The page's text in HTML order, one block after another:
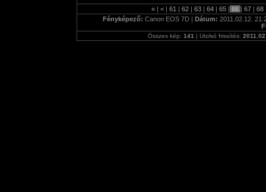
« | < | 61 | 62 | 63 | 64 | 65 | 66 | 67 | 68
Fényképező: Canon EOS 7D | Dátum: 2011.02.12.
Összes kép: 141 | Utolsó frissítés: